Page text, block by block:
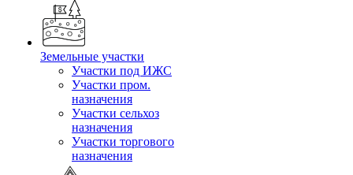
Земельные участки
Участки под ИЖС
Участки пром.
назначения
Участки сельхоз
назначения
Участки торгового
назначения